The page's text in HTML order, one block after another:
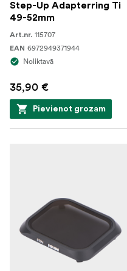
Step-Up Adapterring Ti
49-52mm
Art.nr. 115707
EAN 6972949371944
Noliktavā
35,90 €
Pievienot grozam